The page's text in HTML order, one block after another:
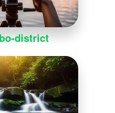
district